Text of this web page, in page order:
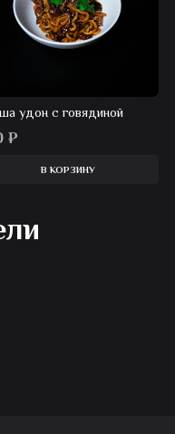
удон с говядиной
₽
В КОРЗИНУ